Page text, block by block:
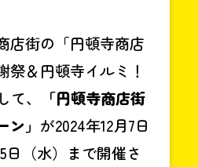
店街の「円頓寺商店
祭＆円頓寺イルミ！
、
「円頓寺商店街
」 が2024年12月7日
日（水）まで開催さ